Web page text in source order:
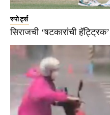
स्पोर्ट्स
सिराजची ‘षटकारांची